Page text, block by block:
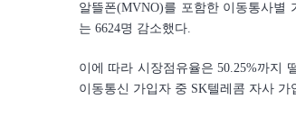
알뜰폰(MVNO)를 포함한 이동통사별
는 6624명 감소했다.
이에 따라 시장점유율은 50.25%까지
이동통신 가입자 중 SK텔레콤 자사